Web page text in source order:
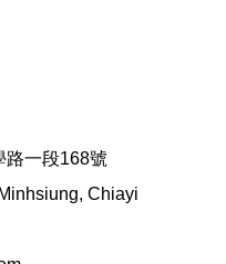
路一段168號
Chiayi